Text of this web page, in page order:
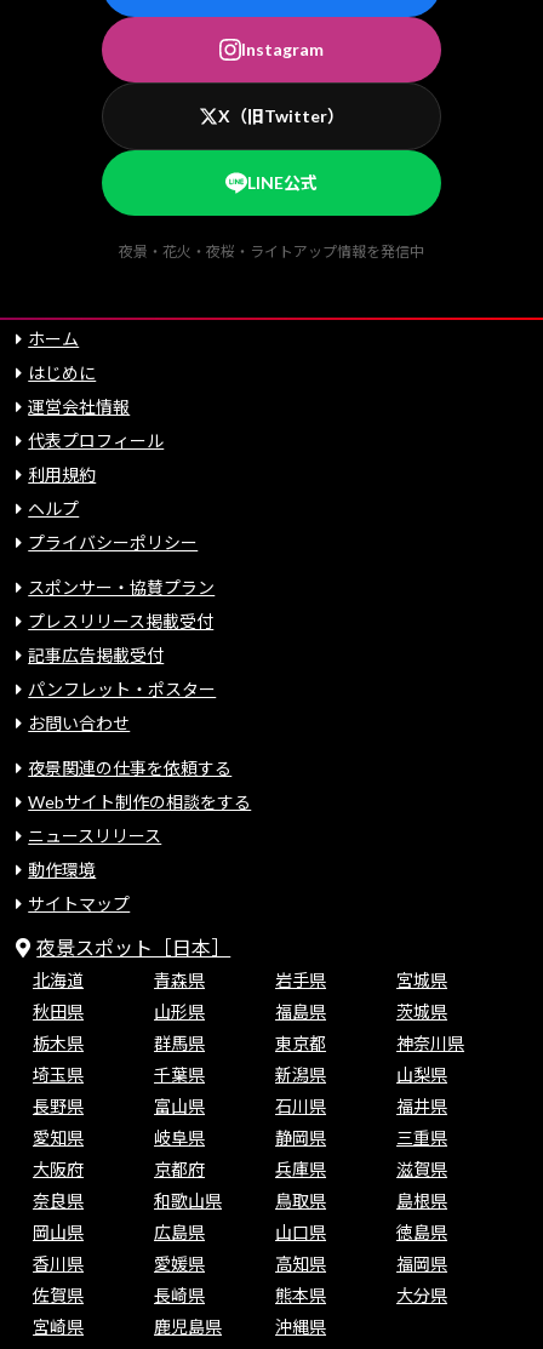
Instagram
X（旧Twitter）
LINE公式
夜景・花火・夜桜・ライトアップ情報を発信中
ホーム
はじめに
運営会社情報
代表プロフィール
利用規約
ヘルプ
プライバシーポリシー
スポンサー・協賛プラン
プレスリリース掲載受付
記事広告掲載受付
パンフレット・ポスター
お問い合わせ
夜景関連の仕事を依頼する
Webサイト制作の相談をする
ニュースリリース
動作環境
サイトマップ
夜景スポット［日本］
北海道 青森県 岩手県
宮城県
秋田県
山形県 福島県
茨城県
栃木県
群馬県 東京都
神奈川県
埼玉県
千葉県 新潟県
山梨県
長野県
富山県 石川県
福井県
愛知県
岐阜県 静岡県
三重県
大阪府
京都府 兵庫県
滋賀県
奈良県
和歌山県 鳥取県
島根県
岡山県
広島県 山口県
徳島県
香川県
愛媛県 高知県
福岡県
佐賀県
長崎県 熊本県
大分県
宮崎県
鹿児島県 沖縄県